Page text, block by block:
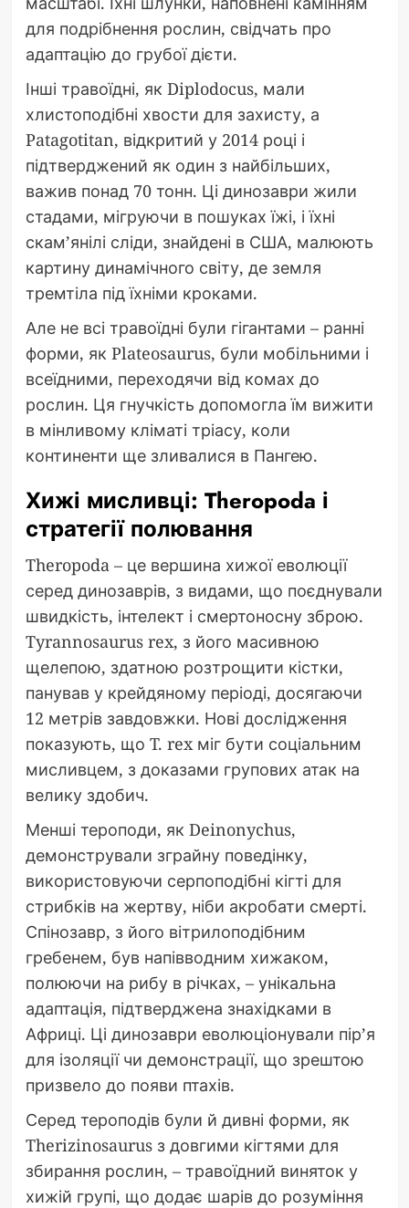
для подрібнення рослин, свідчать про
адаптацію до грубої дієти.
Інші травоїдні, як Diplodocus, мали
хлистоподібні хвости для захисту, а
Patagotitan, відкритий у 2014 році і
підтверджений як один з найбільших,
важив понад 70 тонн. Ці динозаври жили
стадами, мігруючи в пошуках їжі, і їхні
скам’янілі сліди, знайдені в США, малюють
картину динамічного світу, де земля
тремтіла під їхніми кроками.
Але не всі травоїдні були гігантами – ранні
форми, як Plateosaurus, були мобільними і
всеїдними, переходячи від комах до
рослин. Ця гнучкість допомогла їм вижити
в мінливому кліматі тріасу, коли
континенти ще зливалися в Пангею.
Хижі мисливці: Theropoda і
стратегії полювання
Theropoda – це вершина хижої еволюції
серед динозаврів, з видами, що поєднували
швидкість, інтелект і смертоносну зброю.
Tyrannosaurus rex, з його масивною
щелепою, здатною розтрощити кістки,
панував у крейдяному періоді, досягаючи
12 метрів завдовжки. Нові дослідження
показують, що T. rex міг бути соціальним
мисливцем, з доказами групових атак на
велику здобич.
Менші тероподи, як Deinonychus,
демонстрували зграйну поведінку,
використовуючи серпоподібні кігті для
стрибків на жертву, ніби акробати смерті.
Спінозавр, з його вітрилоподібним
гребенем, був напівводним хижаком,
полюючи на рибу в річках, – унікальна
адаптація, підтверджена знахідками в
Африці. Ці динозаври еволюціонували пір’я
для ізоляції чи демонстрації, що зрештою
призвело до появи птахів.
Серед тероподів були й дивні форми, як
Therizinosaurus з довгими кігтями для
збирання рослин, – травоїдний виняток у
хижій групі, що додає шарів до розуміння